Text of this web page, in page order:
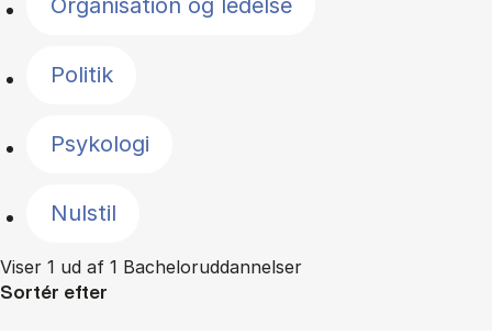
Organisation og ledelse
Politik
Psykologi
Nulstil
Viser 1 ud af 1 Bacheloruddannelser
Sortér efter